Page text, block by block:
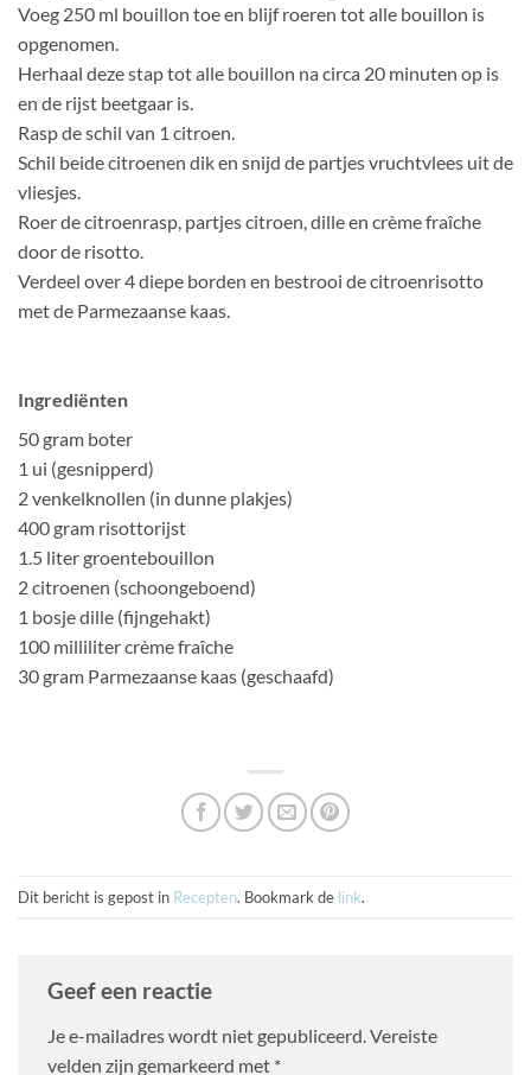
Voeg 250 ml bouillon toe en blijf roeren tot alle bouillon is
opgenomen.
Herhaal deze stap tot alle bouillon na circa 20 minuten op is
en de rijst beetgaar is.
Rasp de schil van 1 citroen.
Schil beide citroenen dik en snijd de partjes vruchtvlees uit de
vliesjes.
Roer de citroenrasp, partjes citroen, dille en crème fraîche
door de risotto.
Verdeel over 4 diepe borden en bestrooi de citroenrisotto
met de Parmezaanse kaas.
Ingrediënten
50 gram boter
1 ui (gesnipperd)
2 venkelknollen (in dunne plakjes)
400 gram risottorijst
1.5 liter groentebouillon
2 citroenen (schoongeboend)
1 bosje dille (fijngehakt)
100 milliliter crème fraîche
30 gram Parmezaanse kaas (geschaafd)
Dit bericht is gepost in Recepten. Bookmark de link.
Geef een reactie
Je e-mailadres wordt niet gepubliceerd.Vereiste
velden zijn gemarkeerd met *